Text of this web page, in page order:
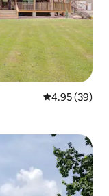
平均评分
4.95 (39)